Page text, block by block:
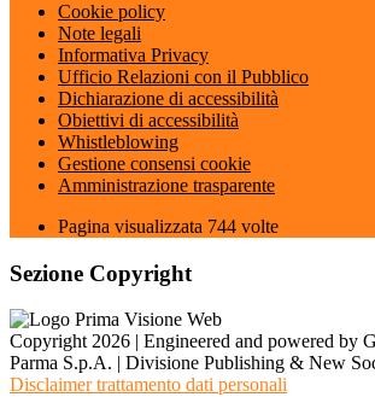
Cookie policy
Note legali
Informativa Privacy
Ufficio Relazioni con il Pubblico
Dichiarazione di accessibilità
Obiettivi di accessibilità
Whistleblowing
Gestione consensi cookie
Amministrazione trasparente
Pagina visualizzata 744 volte
Sezione Copyright
Copyright 2026 | Engineered and powered by
Parma S.p.A. | Divisione Publishing & New
Disclaimer trattamento dati personali